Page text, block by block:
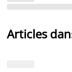
Articles